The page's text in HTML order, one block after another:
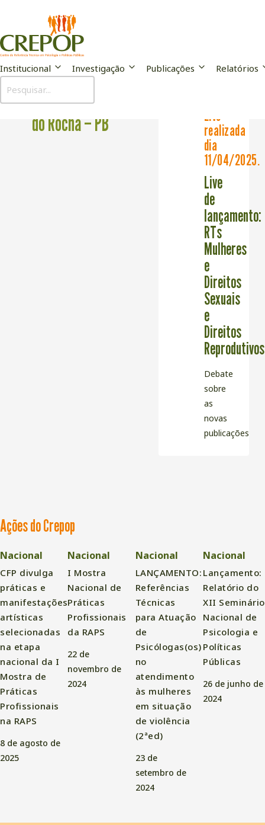
Institucional Investigação Publicações Relatórios
Prefeitura de Catolé
do Rocha – PB
Live
realizada
dia
11/04/2025.
Live
de
lançamento:
RTs
Mulheres
e
Direitos
Sexuais
e
Direitos
Reprodutivos
Debate
sobre
as
novas
publicações
Ações do Crepop
Nacional
CFP divulga
práticas e
manifestações
artísticas
selecionadas
na etapa
nacional da I
Mostra de
Práticas
Profissionais
na RAPS
8 de agosto de
2025
Nacional
I Mostra
Nacional de
Práticas
Profissionais
da RAPS
22 de
novembro de
2024
Nacional
LANÇAMENTO:
Referências
Técnicas
para Atuação
de
Psicólogas(os)
no
atendimento
às mulheres
em situação
de violência
(2ªed)
23 de
setembro de
2024
Nacional
Lançamento:
Relatório do
XII Seminário
Nacional de
Psicologia e
Políticas
Públicas
26 de junho de
2024